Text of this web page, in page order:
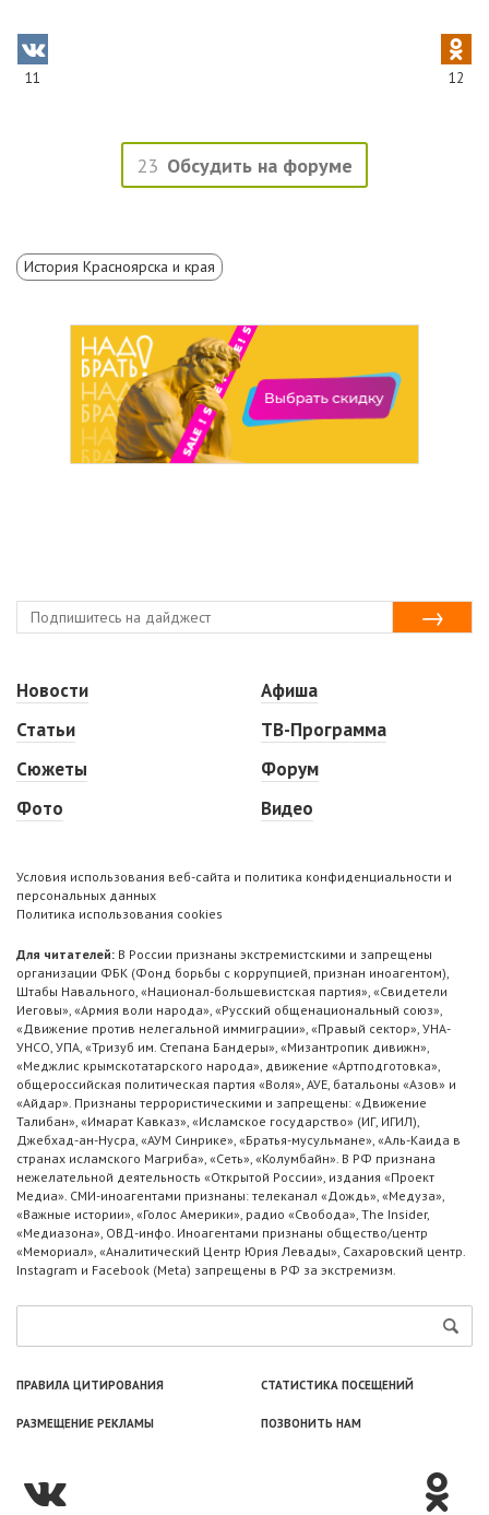
11 12
23 Обсудить на форуме
История Красноярска и края
Новости
Статьи
Сюжеты
Фото
Афиша
ТВ-Программа
Форум
Видео
Условия использования веб-сайта и политика конфиденциальности и
персональных данных
Политика использования cookies
Для читателей: В России признаны экстремистскими и запрещены
организации ФБК (Фонд борьбы с коррупцией, признан иноагентом),
Штабы Навального, «Национал-большевистская партия», «Свидетели
Иеговы», «Армия воли народа», «Русский общенациональный союз»,
«Движение против нелегальной иммиграции», «Правый сектор», УНА-
УНСО, УПА, «Тризуб им. Степана Бандеры», «Мизантропик дивижн»,
«Меджлис крымскотатарского народа», движение «Артподготовка»,
общероссийская политическая партия «Воля», АУЕ, батальоны «Азов» и
«Айдар». Признаны террористическими и запрещены: «Движение
Талибан», «Имарат Кавказ», «Исламское государство» (ИГ, ИГИЛ),
Джебхад-ан-Нусра, «АУМ Синрике», «Братья-мусульмане», «Аль-Каида в
странах исламского Магриба», «Сеть», «Колумбайн». В РФ признана
нежелательной деятельность «Открытой России», издания «Проект
Медиа». СМИ-иноагентами признаны: телеканал «Дождь», «Медуза»,
«Важные истории», «Голос Америки», радио «Свобода», The Insider,
«Медиазона», ОВД-инфо. Иноагентами признаны общество/центр
«Мемориал», «Аналитический Центр Юрия Левады», Сахаровский центр.
Instagram и Facebook (Metа) запрещены в РФ за экстремизм.
ПРАВИЛА ЦИТИРОВАНИЯ СТАТИСТИКА ПОСЕЩЕНИЙ
РАЗМЕЩЕНИЕ РЕКЛАМЫ ПОЗВОНИТЬ НАМ